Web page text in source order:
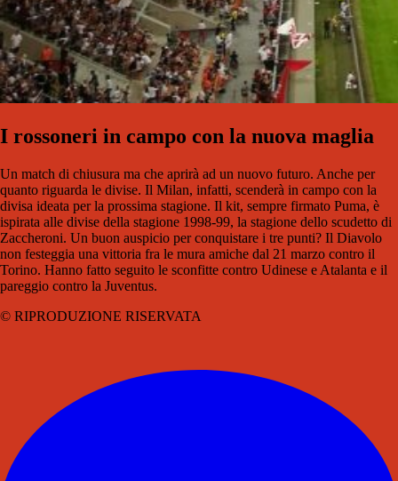
I rossoneri in campo con la nuova maglia
Un match di chiusura ma che aprirà ad un nuovo futuro. Anche per
quanto riguarda le divise. Il Milan, infatti, scenderà in campo con la
divisa ideata per la prossima stagione. Il kit, sempre firmato Puma, è
ispirata alle divise della stagione 1998-99, la stagione dello scudetto di
Zaccheroni. Un buon auspicio per conquistare i tre punti? Il Diavolo
non festeggia una vittoria fra le mura amiche dal 21 marzo contro il
Torino. Hanno fatto seguito le sconfitte contro Udinese e Atalanta e il
pareggio contro la Juventus.
© RIPRODUZIONE RISERVATA